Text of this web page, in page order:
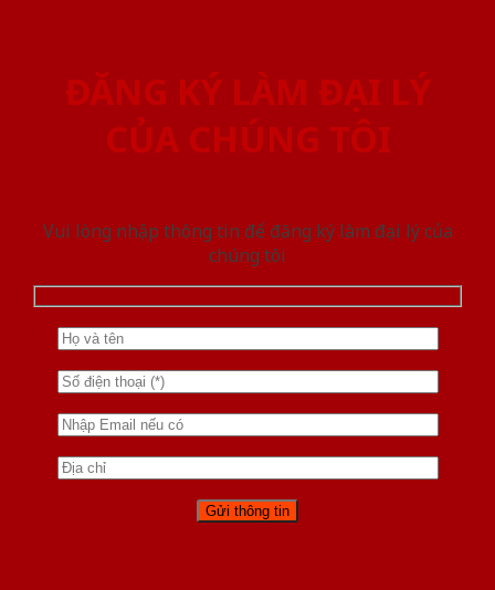
ĐĂNG KÝ LÀM ĐẠI LÝ
CỦA CHÚNG TÔI
Vui lòng nhập thông tin để đăng ký làm đại lý của
chúng tôi